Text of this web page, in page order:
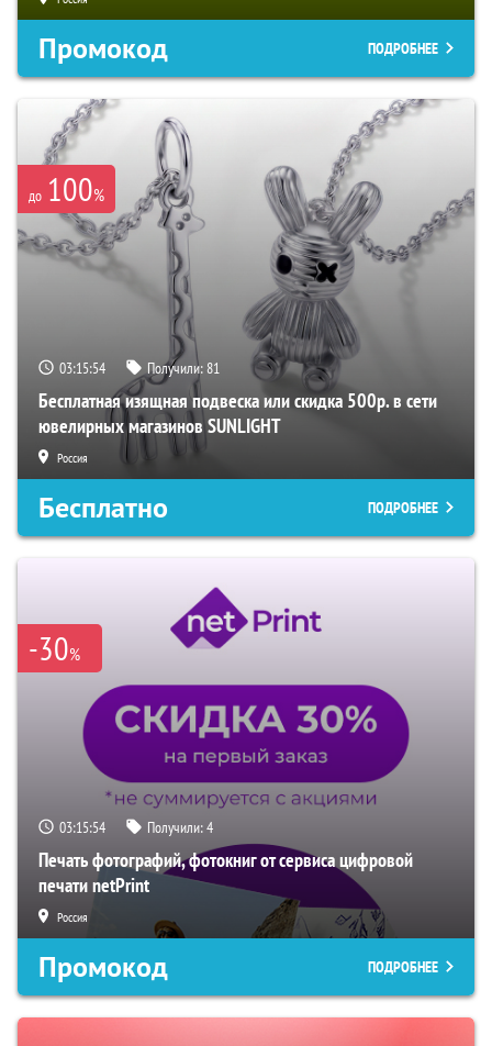
Промокод ПОДРОБНЕЕ
до 100%
03:15:53 Получили:81
Бесплатная изящная подвеска или скидка 500р. в сети
ювелирных магазинов SUNLIGHT
Россия
Бесплатно ПОДРОБНЕЕ
-30%
03:15:53 Получили:4
Печать фотографий, фотокниг от сервиса цифровой
печати netPrint
Россия
Промокод ПОДРОБНЕЕ